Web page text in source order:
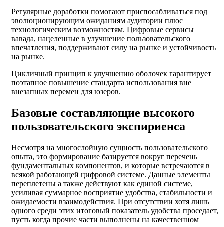
Регулярные доработки помогают приспосабливаться под
эволюционирующим ожиданиям аудитории плюс
технологическим возможностям. Цифровые сервисы
вавада, нацеленные в улучшение пользовательского
впечатления, поддерживают силу на рынке и устойчивость
на рынке.
Цикличный принцип к улучшению оболочек гарантирует
поэтапное повышение стандарта использования вне
внезапных перемен для юзеров.
Базовые составляющие высокого
пользовательского экспириенса
Несмотря на многослойную сущность пользовательского
опыта, это формирование базируется вокруг перечень
фундаментальных компонентов, и которые встречаются в
всякой работающей цифровой системе. Данные элементы
переплетены а также действуют как единой системе,
усиливая суммарное восприятие удобства, стабильности и
ожидаемости взаимодействия. При отсутствии хотя лишь
одного среди этих итоговый показатель удобства проседает,
пусть когда прочие части выполнены на качественном